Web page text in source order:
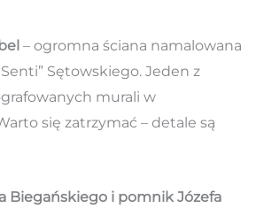
– ogromna ściana namalowana
Sętowskiego. Jeden z
murali w
się zatrzymać – detale są
Biegańskiego i pomnik Józefa